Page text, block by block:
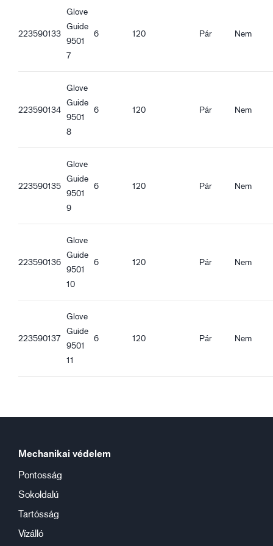
Kötött mandzsetta
Érintőképernyő funkció
Jó fogás száraz körülmények között
Jó fogás nedves körülmények között
223590133
Glove
Guide
9501
7
6 120 Pár Nem
223590134
Glove
Guide
9501
8
6 120 Pár Nem
223590135
Glove
Guide
9501
9
6 120 Pár Nem
223590136
Glove
Guide
9501
10
6 120 Pár Nem
223590137
Glove
Guide
9501
11
6 120 Pár Nem
Mechanikai védelem
Pontosság
Sokoldalú
Tartósság
Vízálló